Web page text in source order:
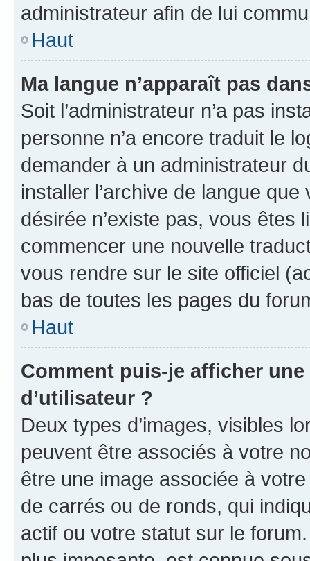
administrateur afin de lui
Haut
Ma langue n’apparaît pas
Soit l’administrateur n’a pas
personne n’a encore traduit le
demander à un administrateur
installer l’archive de langue
désirée n’existe pas, vous êtes
commencer une nouvelle
vous rendre sur le site officiel
bas de toutes les pages du
Haut
Comment puis-je afficher
d’utilisateur ?
Deux types d’images, visibles
peuvent être associés à votre
être une image associée à
de carrés ou de ronds, qui
actif ou votre statut sur le